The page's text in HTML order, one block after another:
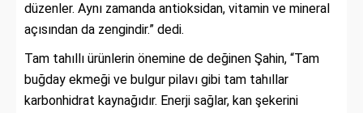
düzenler. Aynı zamanda antioksidan, vitamin ve mineral
açısından da zengindir.” dedi.
Tam tahıllı ürünlerin önemine de değinen Şahin, “Tam
buğday ekmeği ve bulgur pilavı gibi tam tahıllar
karbonhidrat kaynağıdır. Enerji sağlar, kan şekerini